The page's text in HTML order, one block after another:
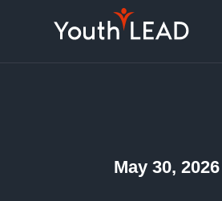
Post
published:
May 30, 2026